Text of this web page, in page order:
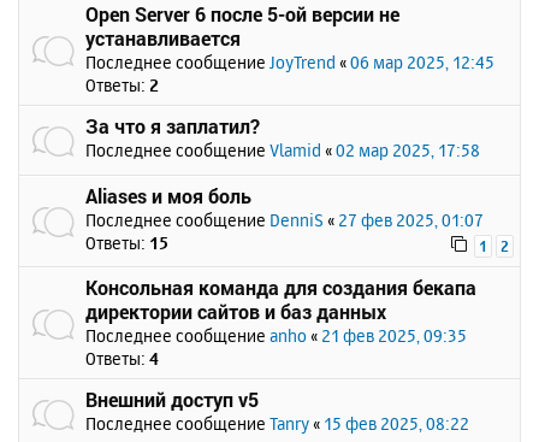
Open Server 6 после 5-ой версии не
устанавливается
Последнее сообщение JoyTrend «06 мар 2025, 12:45
Ответы: 2
За что я заплатил?
Последнее сообщение Vlamid «02 мар 2025, 17:58
Aliases и моя боль
Последнее сообщение DenniS « 27 фев 2025, 01:07
Ответы: 15 1 2
Консольная команда для создания бекапа
директории сайтов и баз данных
Последнее сообщение anho « 21 фев 2025, 09:35
Ответы: 4
Внешний доступ v5
Последнее сообщение Tanry « 15 фев 2025, 08:22